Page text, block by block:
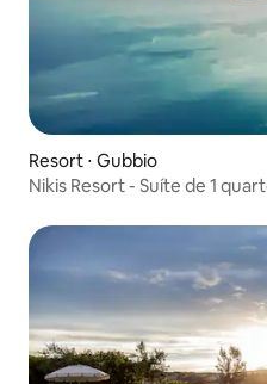
Resort ⋅ Gubbio
Nikis Resort - Suíte de 1